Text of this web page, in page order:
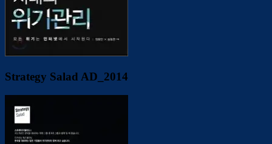
Strategy Salad AD_2014